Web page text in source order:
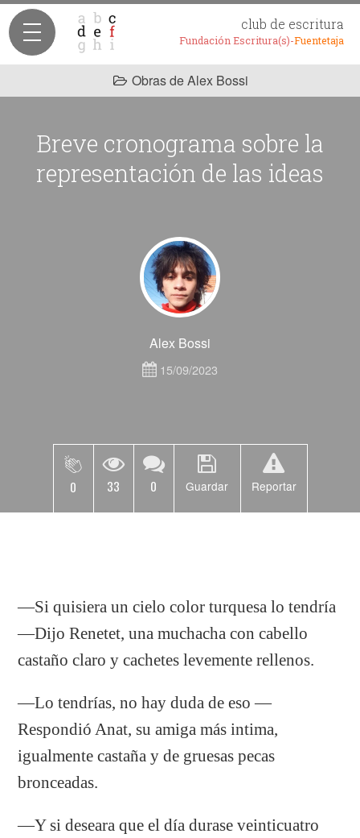
club de escritura
Fundación Escritura(s)-Fuentetaja
Obras de Alex Bossi
Breve cronograma sobre la
representación de las ideas
Alex Bossi
15/09/2023
0 33 0 Guardar Reportar
—Si quisiera un cielo color turquesa lo tendría
—Dijo Renetet, una muchacha con cabello
castaño claro y cachetes levemente rellenos.
—Lo tendrías, no hay duda de eso —
Respondió Anat, su amiga más intima,
igualmente castaña y de gruesas pecas
bronceadas.
—Y si deseara que el día durase veinticuatro